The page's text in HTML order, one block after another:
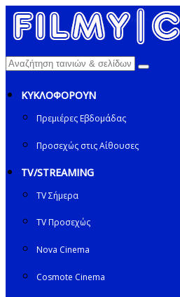
ΚΥΚΛΟΦΟΡΟΥΝ
Πρεμιέρες Εβδομάδας
Προσεχώς στις Αίθουσες
TV/STREAMING
TV Σήμερα
TV Προσεχώς
Nova Cinema
Cosmote Cinema